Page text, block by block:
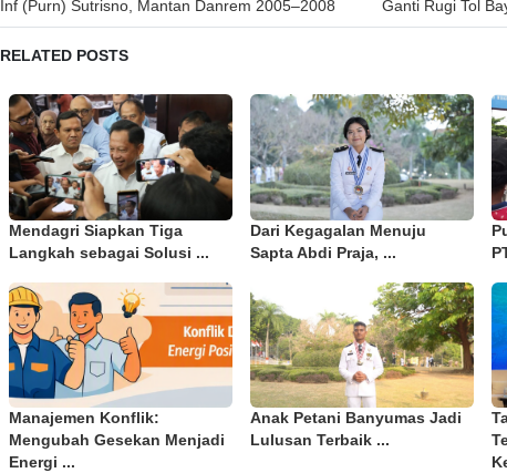
navigation
Inf (Purn) Sutrisno, Mantan Danrem 2005–2008
Ganti Rugi Tol
RELATED POSTS
Mendagri Siapkan Tiga
Langkah sebagai Solusi ...
Dari Kegagalan Menuju
Sapta Abdi Praja, ...
Manajemen Konflik:
Mengubah Gesekan Menjadi
Energi ...
Anak Petani Banyumas Jadi
Lulusan Terbaik ...